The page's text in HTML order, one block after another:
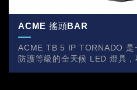
ACME 搖頭BAR
ACME TB 5 IP TORNADO 是
防護等級的全天候 LED 燈具